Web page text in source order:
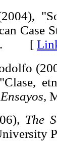
Case
[
The